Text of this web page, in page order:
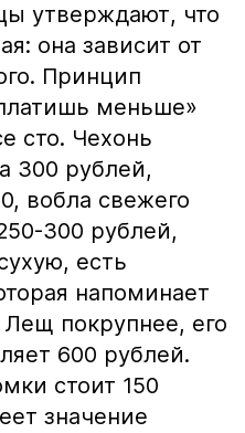
утверждают, что
она зависит от
Принцип
меньше»
сто. Чехонь
300 рублей,
вобла свежего
300 рублей,
есть
напоминает
покрупнее, его
600 рублей.
стоит 150
значение